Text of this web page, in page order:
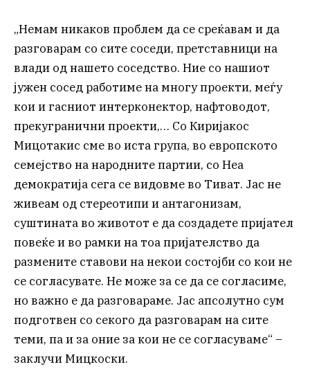
„Немам никаков проблем да се среќавам и да
разговарам со сите соседи, претставници на
влади од нашето соседство. Ние со нашиот
јужен сосед работиме на многу проекти, меѓу
кои и гасниот интерконектор, нафтоводот,
прекугранични проекти,… Со Киријакос
Мицотакис сме во иста група, во европското
семејство на народните партии, со Неа
демократија сега се видовме во Тиват. Јас не
живеам од стереотипи и антагонизам,
суштината во животот е да создадете пријател
повеќе и во рамки на тоа пријателство да
размените ставови на некои состојби со кои не
се согласувате. Не може за се да се согласиме,
но важно е да разговараме. Јас апсолутно сум
подготвен со секого да разговарам на сите
теми, па и за оние за кои не се согласуваме“ –
заклучи Мицкоски.